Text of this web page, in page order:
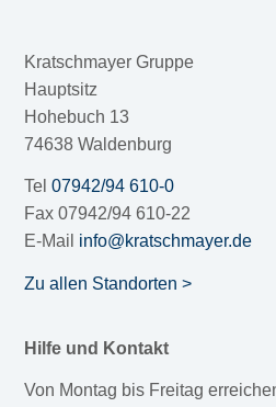
Kratschmayer Gruppe
Hauptsitz
Hohebuch 13
74638 Waldenburg
Tel07942/94 610-0
Fax 07942/94 610-22
E-Mail info@kratschmayer.de
Zu allen Standorten >
Hilfe und Kontakt
Von Montag bis Freitag